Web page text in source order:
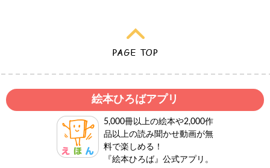
絵本ひろばアプリ
5,000冊以上の絵本や2,000作
品以上の読み聞かせ動画が無
料で楽しめる！
『絵本ひろば』公式アプリ。